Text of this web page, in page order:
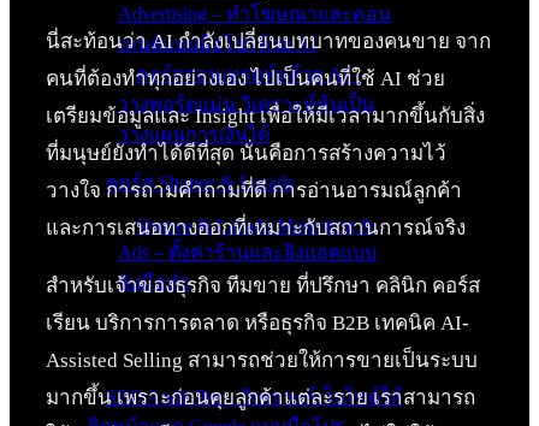
Advertising – ทำโฆษณาและคอน
เทนต์แบบมือโปรด้วย AI
คอร์สสอนเทรดหุ้นด้วย AI –
วางพอร์ตแม่น วิเคราะห์หุ้นเป็น
วางแผนการเงินได้
คอร์ส Shopee & Lazada
Shopee & Lazada Marketing &
Ads – ตั้งค่าร้านและยิงแอดแบบ
จับมือทำ
บริการของเรา
SEO Audit Pro – วิเคราะห์เว็บไซต์ให้
นี่สะท้อนว่า AI กำลังเปลี่ยนบทบาทของคนขาย จาก
คนที่ต้องทำทุกอย่างเอง ไปเป็นคนที่ใช้ AI ช่วย
เตรียมข้อมูลและ Insight เพื่อให้มีเวลามากขึ้นกับสิ่ง
ที่มนุษย์ยังทำได้ดีที่สุด นั่นคือการสร้างความไว้
วางใจ การถามคำถามที่ดี การอ่านอารมณ์ลูกค้า
และการเสนอทางออกที่เหมาะกับสถานการณ์จริง
สำหรับเจ้าของธุรกิจ ทีมขาย ที่ปรึกษา คลินิก คอร์ส
เรียน บริการการตลาด หรือธุรกิจ B2B เทคนิค AI-
Assisted Selling สามารถช่วยให้การขายเป็นระบบ
มากขึ้น เพราะก่อนคุยลูกค้าแต่ละราย เราสามารถ